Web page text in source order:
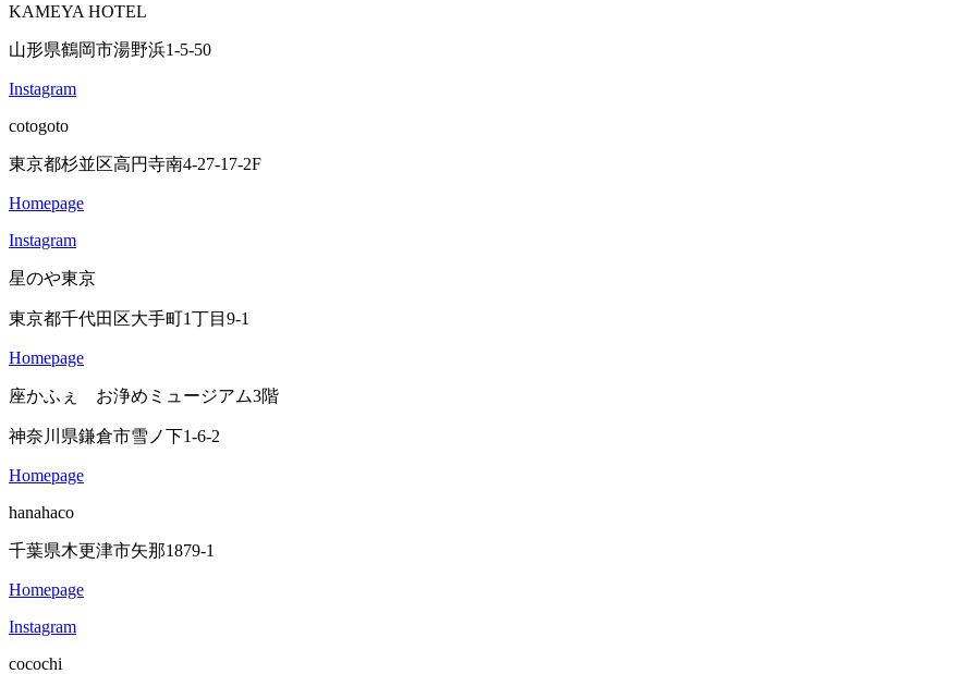
KAMEYA HOTEL
山形県鶴岡市湯野浜1-5-50
Instagram
cotogoto
東京都杉並区高円寺南4-27-17-2F
Homepage
Instagram
星のや東京
東京都千代田区大手町1丁目9-1
Homepage
座かふぇ お浄めミュージアム3階
神奈川県鎌倉市雪ノ下1-6-2
Homepage
hanahaco
千葉県木更津市矢那1879-1
Homepage
Instagram
cocochi